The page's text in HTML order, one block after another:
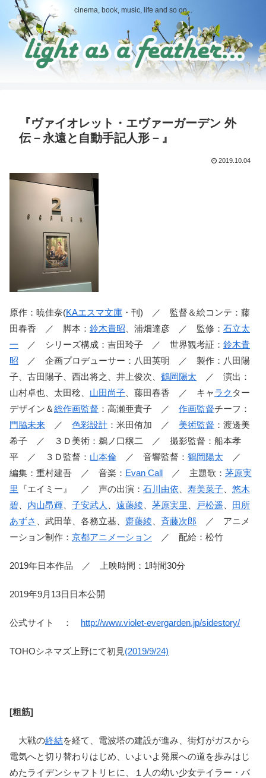
cinema, book, music, life and so on...
『ヴァイオレット・エヴァーガーデン 外
伝－永遠と自動手記人形－』
2019.10.04
原作：暁佳奈(KAエスマ文庫 ・刊) ／ 監督＆絵コンテ：藤
田春香 ／ 脚本： 鈴木貴昭 、浦畑達彦 ／ 監修： 石立太
一 ／ シリーズ構成：吉田玲子 ／ 世界観考証： 鈴木貴
昭 ／ 企画プロデューサー：八田英明 ／ 製作：八田陽
子、古田陽子、西出将之、井上俊次、 鶴岡陽太 ／ 演出：
山村卓也、太田稔、 山田尚子 、藤田春香 ／ キャラク ター
デザイン＆総作画監督 ：高瀬亜貴子 ／ 作画監督チーフ：
門脇未来 ／ 色彩設計 ：米田侑加 ／ 美術監督 ：渡邊美
希子 ／ ３Ｄ美術：鵜ノ口穣二 ／ 撮影監督：船本孝
平 ／ ３Ｄ監督： 山本倫 ／ 音響監督： 鶴岡陽太 ／
編集：重村建吾 ／ 音楽： Evan Call ／ 主題歌： 茅原実
里
『エイミー』 ／ 声の出演： 石川由依 寿美菜子
悠木
碧
内山昂輝 子安武人 遠藤綾 茅原実里 戸松遥
田所
あずさ
、武田華、各務立基、 齋藤綾 斉藤次郎 ／ アニメ
ーション制作： 京都アニメーション ／ 配給：松竹
2019年日本作品 ／ 上映時間：1時間30分
2019年9月13日日本公開
公式サイト ： http://www.violet-evergarden.jp/sidestory/
TOHOシネマズ上野にて初見(2019/9/24)
[粗筋]
大戦の終結を経て、電波塔の建設が進み、街灯がガスから
電気へと切り替わりはじめ、いよいよ発展への道を歩みはじ
めたライデンシャフトリヒに、１人の幼い少女テイラー・バ